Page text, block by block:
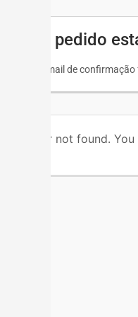
Seu pedido
Um e-mail de
Order not found.